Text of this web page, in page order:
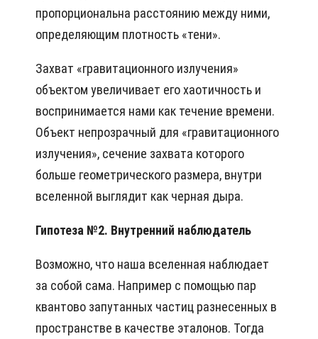
пропорциональна расстоянию между ними,
определяющим плотность «тени».
Захват «гравитационного излучения»
объектом увеличивает его хаотичность и
воспринимается нами как течение времени.
Объект непрозрачный для «гравитационного
излучения», сечение захвата которого
больше геометрического размера, внутри
вселенной выглядит как черная дыра.
Гипотеза №2. Внутренний наблюдатель
Возможно, что наша вселенная наблюдает
за собой сама. Например с помощью пар
квантово запутанных частиц разнесенных в
пространстве в качестве эталонов. Тогда